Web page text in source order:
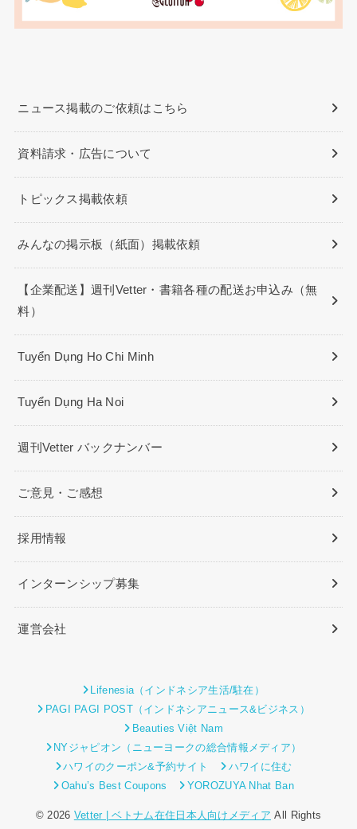
ニュース掲載のご依頼はこちら
資料請求・広告について
トピックス掲載依頼
みんなの掲示板（紙面）掲載依頼
【企業配送】週刊Vetter・書籍各種の配送お申込み（無
料）
Tuyển Dụng Ho Chi Minh
Tuyển Dụng Ha Noi
週刊Vetter バックナンバー
ご意見・ご感想
採用情報
インターンシップ募集
運営会社
Lifenesia（インドネシア生活/駐在）
PAGI PAGI POST（インドネシアニュース&ビジネス）
Beauties Việt Nam
NYジャピオン（ニューヨークの総合情報メディア）
ハワイのクーポン&予約サイト
ハワイに住む
Oahu’s Best Coupons
YOROZUYA Nhat Ban
© 2026 Vetter | ベトナム在住日本人向けメディア All Rights